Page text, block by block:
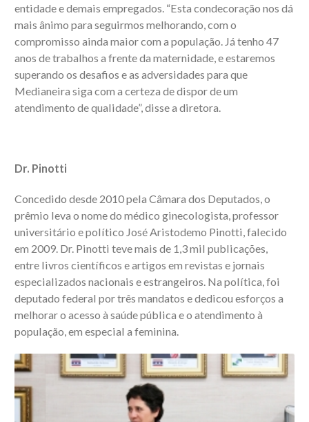
entidade e demais empregados. “Esta condecoração nos dá
mais ânimo para seguirmos melhorando, com o
compromisso ainda maior com a população. Já tenho 47
anos de trabalhos a frente da maternidade, e estaremos
superando os desafios e as adversidades para que
Medianeira siga com a certeza de dispor de um
atendimento de qualidade”, disse a diretora.
Dr. Pinotti
Concedido desde 2010 pela Câmara dos Deputados, o
prêmio leva o nome do médico ginecologista, professor
universitário e político José Aristodemo Pinotti, falecido
em 2009. Dr. Pinotti teve mais de 1,3 mil publicações,
entre livros científicos e artigos em revistas e jornais
especializados nacionais e estrangeiros. Na política, foi
deputado federal por três mandatos e dedicou esforços a
melhorar o acesso à saúde pública e o atendimento à
população, em especial a feminina.